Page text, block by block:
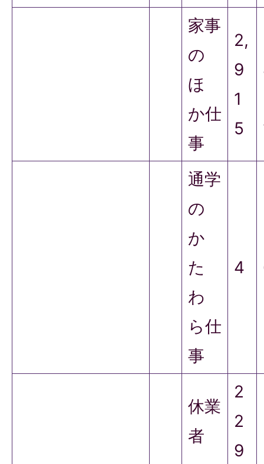
家事
の
ほ
か仕
事
2,
9
1
5
通学
の
か
た
わ
ら仕
事
4
休業
者
2
2
9